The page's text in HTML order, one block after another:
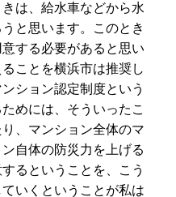
は、給水車などから水
と思います。このとき
する必要があると思い
ことを横浜市は推奨し
ション認定制度という
めには、そういったこ
、マンション全体のマ
自体の防災力を上げる
るということを、こう
いくということが私は